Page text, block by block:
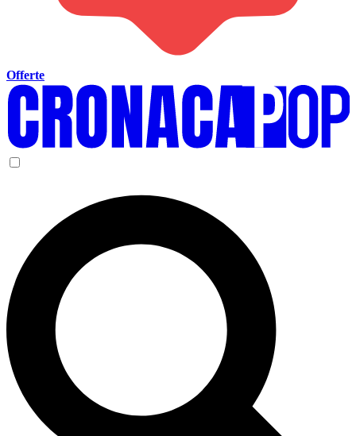
Offerte